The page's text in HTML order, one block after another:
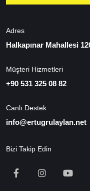
Adres
Halkapınar Mahallesi
Müşteri Hizmetleri
+90 531 325 08 82
Canlı Destek
info@ertugrulaylan.net
Bizi Takip Edin